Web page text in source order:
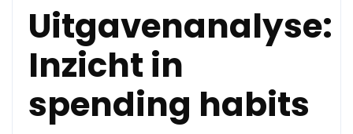
Uitgavenanalyse:
Inzicht in
spending habits